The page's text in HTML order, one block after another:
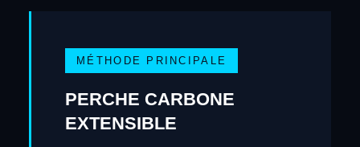
MÉTHODE PRINCIPALE
PERCHE CARBONE
EXTENSIBLE